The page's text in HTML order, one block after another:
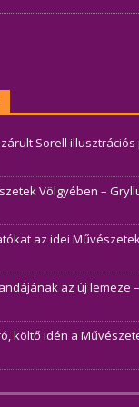
Sorell
Völgyében –
az idei
az új
költő idén a